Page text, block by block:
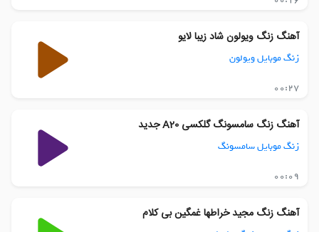
آهنگ زنگ ویولون شاد زیبا لایو
زنگ موبایل ویولون
00:27
آهنگ زنگ سامسونگ گلکسی A20 جدید
زنگ موبایل سامسونگ
00:09
آهنگ زنگ مجید خراطها غمگین بی کلام